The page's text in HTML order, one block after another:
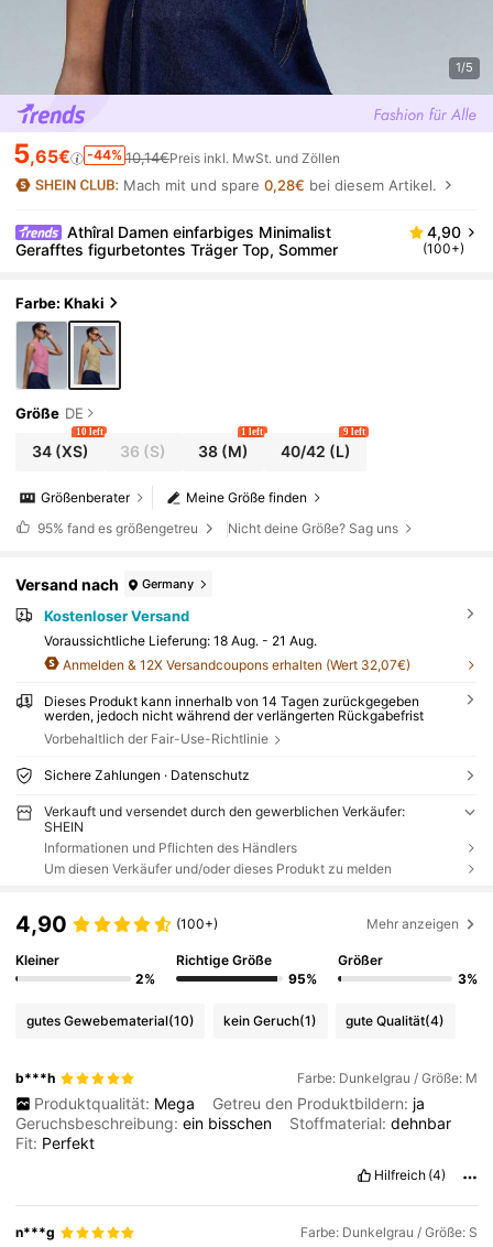
1/5
5,65€ -44% 10,14€Preis inkl. MwSt. und Zöllen
Mach mit und spare0,28€ bei diesem Artikel.
Athîral Damen einfarbiges Minimalist
Gerafftes figurbetontes Träger Top, Sommer
4,90
(100+)
Farbe: Khaki
Größe DE
34(XS)
10 left
36 (S) 38(M)
1 left
40/42 (L)
9 left
Meine Größe finden
Größenberater
95% fand es größengetreu Nicht deine Größe? Sag uns
Versand nach Germany
Kostenloser Versand
Voraussichtliche Lieferung: 18 Aug. - 21 Aug.
Anmelden & 12X Versandcoupons erhalten (Wert 32,07€)
Dieses Produkt kann innerhalb von 14 Tagen zurückgegeben
werden, jedoch nicht während der verlängerten Rückgabefrist
Vorbehaltlich der Fair-Use-Richtlinie
Sichere Zahlungen · Datenschutz
Verkauft und versendet durch den gewerblichen Verkäufer:
SHEIN
Informationen und Pflichten des Händlers
Um diesen Verkäufer und/oder dieses Produkt zu melden
4,90 (100+) Mehr anzeigen
Kleiner
2%
Richtige Größe
95%
Größer
3%
gutes Gewebematerial(10) kein Geruch(1) gute Qualität(4)
b***h Farbe: Dunkelgrau / Größe: M
Produktqualität: Mega Getreu den Produktbildern: ja
Geruchsbeschreibung:ein bisschen Stoffmaterial:dehnbar
Fit: Perfekt
Hilfreich (4)
n***g Farbe: Dunkelgrau / Größe: S